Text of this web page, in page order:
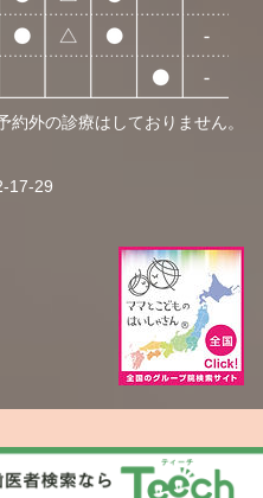
約外の診療はしておりません。
17-29